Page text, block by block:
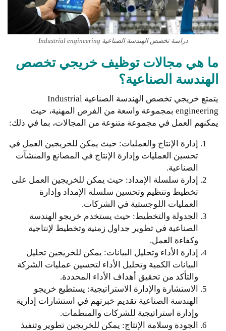
دراسة تخصص الهندسة الصناعية Industrial engineering
ما هي مجالات توظيف خريجي تخصص
الهندسة الصناعية؟
يتمتع خريجي تخصص الهندسة الصناعية Industrial
engineering بمجموعة واسعة من الفرص المهنية، حيث
يمكنهم العمل في مجموعة متنوعة من المجالات، بما في ذلك:
إدارة الإنتاج والعمليات: حيث يمكن للخريجين العمل في
تحسين العمليات وإدارة الإنتاج في المصانع والمنشآت
الصناعية.
إدارة سلسلة الإمداد: حيث يمكن للخريجين العمل على
تخطيط وتنظيم وتحسين سلسلة الإمداد وإدارة
العمليات اللوجستية في الشركات.
الجدولة والتخطيط: حيث يستخدم خريجو الهندسة
الصناعية في تطوير جداول زمنية وتخطيط لإنتاجية
وكفاءة العمل.
إدارة الأداء وتحليل البيانات: يمكن للخريجين تحليل
البيانات الكمية وتحليل الأداء لتحسين عمليات الشركة
والتأكد من تحقيق أهداف الأداء المحددة.
الاستشارة والإدارة الاستراتيجية: يستطيع خريجو
الهندسة الصناعية تقديم خبرتهم في استشارات إدارية
وإدارة استراتيجية للشركات والمنظمات.
الجودة وسلامة الإنتاج: يمكن للخريجين تطوير وتنفيذ